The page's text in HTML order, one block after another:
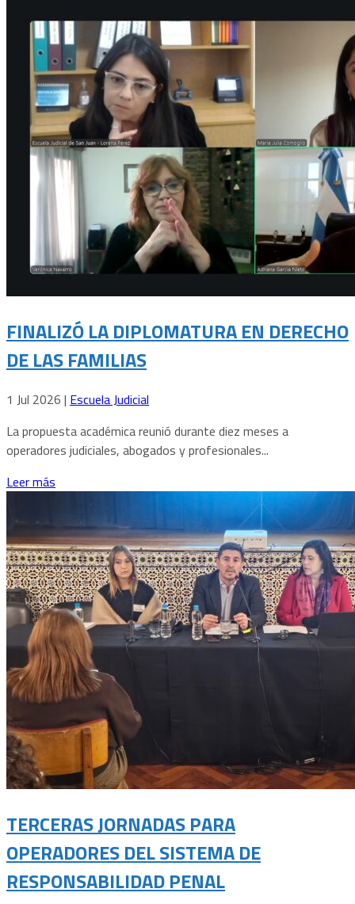
FINALIZÓ LA DIPLOMATURA EN DERECHO
DE LAS FAMILIAS
1 Jul 2026 | Escuela Judicial
La propuesta académica reunió durante diez meses a
operadores judiciales, abogados y profesionales...
Leer más
TERCERAS JORNADAS PARA
OPERADORES DEL SISTEMA DE
RESPONSABILIDAD PENAL